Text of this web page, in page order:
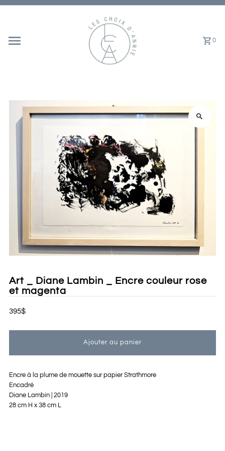
0
Art _ Diane Lambin _ Encre couleur rose
et magenta
395$
Encre à la plume de mouette sur papier Strathmore
Encadré
Diane Lambin | 2019
28 cm H x 38 cm L